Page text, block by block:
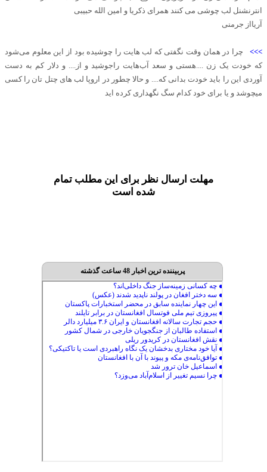
انترنشنل لب چوشی می کنند همرای ذکریا و امین الله حبیبی
آریااز جرمنی
>>> چرا در همان وقت نگفتی که لب هایت را چوشیده بود از این معلوم می‌شود
که خودت یک زن ....هستی و سعد آب‌هایت راجوشید و از.... و دلار کم به دست
آوردی این را باید خودت بدانی که.... و حالا چطور در اروپا لب های چتل تان را کسی
میچوشد و یا برای خود کدام سگ نگهداری کرده اید
مهلت ارسال نظر برای این مطلب تمام
شده است
پربیننده ترین اخبار 48 ساعت گذشته